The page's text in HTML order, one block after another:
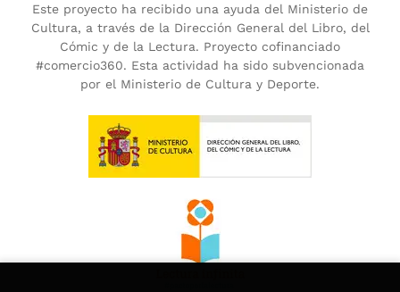
Este proyecto ha recibido una ayuda del Ministerio de
Cultura, a través de la Dirección General del Libro, del
Cómic y de la Lectura. Proyecto cofinanciado
#comercio360. Esta actividad ha sido subvencionada
por el Ministerio de Cultura y Deporte.